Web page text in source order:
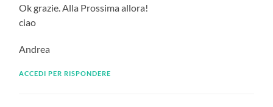
Ok grazie. Alla Prossima allora!
ciao
Andrea
ACCEDI PER RISPONDERE